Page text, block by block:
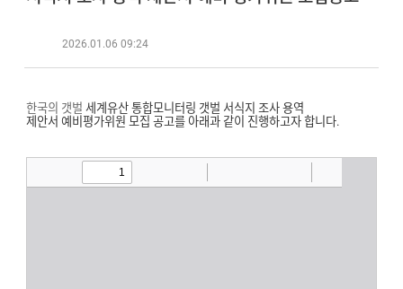
2026.01.06 09:24
한국의 갯벌 세계유산 통합모니터링 갯벌 서식지 조사 용역
제안서 예비평가위원 모집 공고를 아래과 같이 진행하고자 합니다.